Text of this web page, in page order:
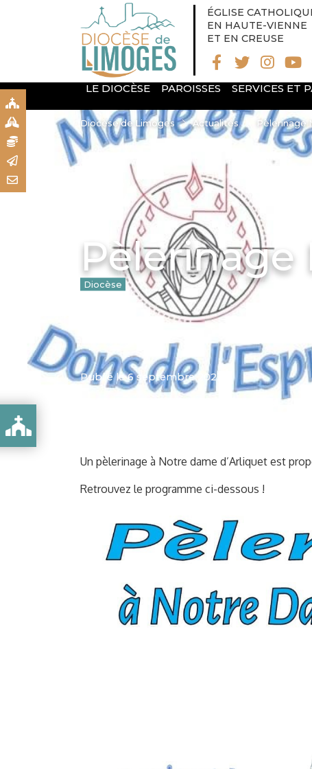
ÉGLISE
EN HAUTE-VIENNE
ET EN CREUSE
LE DIOCÈSE PAROISSES SERVICES ET
Diocèse de Limoges Actualités Pèlerinage
Pèlerinage
Diocèse
Publié le 6 septembre 2023
Un pèlerinage à Notre dame d’Arliquet est
Retrouvez le programme ci-dessous !